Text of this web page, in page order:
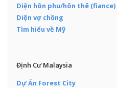
Diện hôn phu/hôn thê (fiance)
Diện vợ chồng
Tìm hiểu về Mỹ
Định Cư Malaysia
Dự Án Forest City